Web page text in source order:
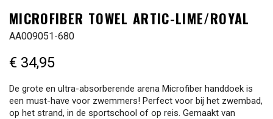
MICROFIBER TOWEL ARTIC-LIME/ROYAL
AA009051-680
€ 34,95
De grote en ultra-absorberende arena Microfiber handdoek is
een must-have voor zwemmers! Perfect voor bij het zwembad,
op het strand, in de sportschool of op reis. Gemaakt van